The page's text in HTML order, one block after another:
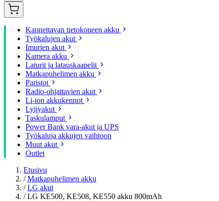
Kannettavan tietokoneen akku
Työkalujen akut
Imurien akut
Kamera akku
Laturit ja latauskaapelit
Matkapuhelimen akku
Paristot
Radio-ohjattavien akut
Li-ion akkukennot
Lyijyakut
Taskulamput
Power Bank vara-akut ja UPS
Työkaluja akkujen vaihtoon
Muut akut
Outlet
Etusivu
/ Matkapuhelimen akku
/ LG akut
/ LG KE500, KE508, KE550 akku 800mAh